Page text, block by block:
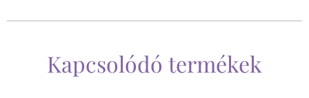
Kapcsolódó termékek